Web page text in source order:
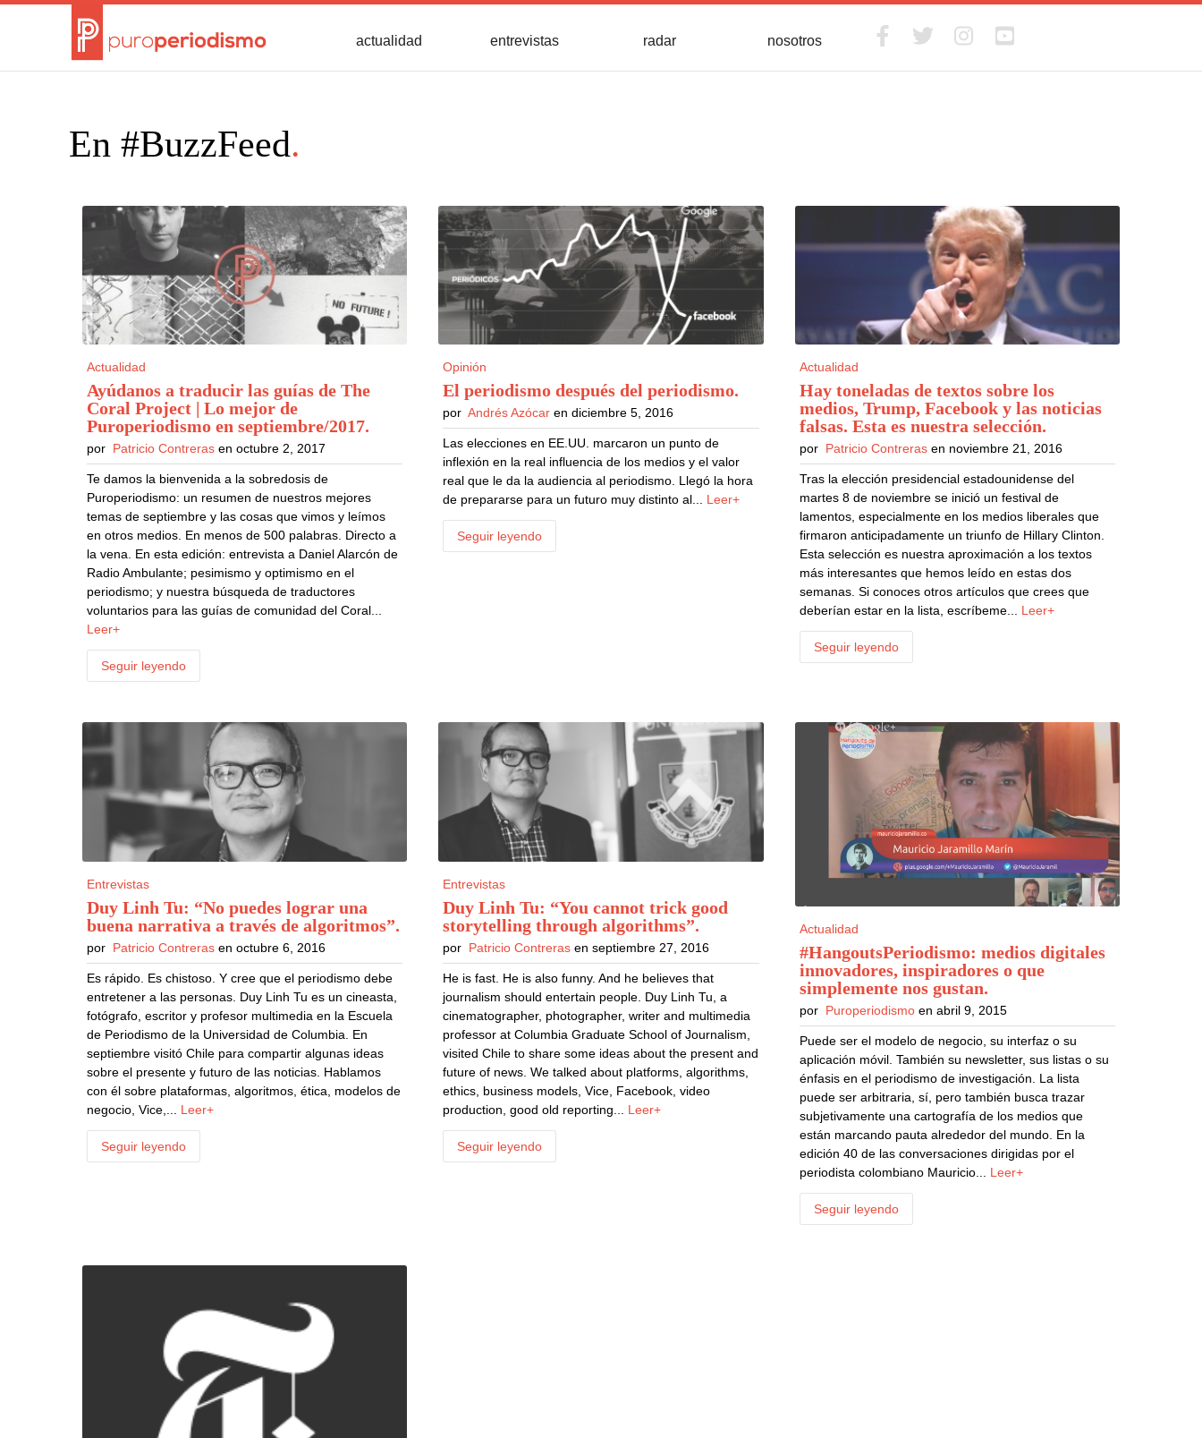
actualidad entrevistas radar nosotros
En #BuzzFeed.
Actualidad
Ayúdanos a traducir las guías de The
Coral Project | Lo mejor de
Puroperiodismo en septiembre/2017.
por Patricio Contreras en octubre 2, 2017
Te damos la bienvenida a la sobredosis de
Puroperiodismo: un resumen de nuestros mejores
temas de septiembre y las cosas que vimos y leímos
en otros medios. En menos de 500 palabras. Directo a
la vena. En esta edición: entrevista a Daniel Alarcón de
Radio Ambulante; pesimismo y optimismo en el
periodismo; y nuestra búsqueda de traductores
voluntarios para las guías de comunidad del Coral...
Leer+
Seguir leyendo
Opinión
El periodismo después del periodismo.
porAndrés Azócar en diciembre 5, 2016
Las elecciones en EE.UU. marcaron un punto de
inflexión en la real influencia de los medios y el valor
real que le da la audiencia al periodismo. Llegó la hora
de prepararse para un futuro muy distinto al... Leer+
Seguir leyendo
Actualidad
Hay toneladas de textos sobre los
medios, Trump, Facebook y las noticias
falsas. Esta es nuestra selección.
por Patricio Contrerasen noviembre 21, 2016
Tras la elección presidencial estadounidense del
martes 8 de noviembre se inició un festival de
lamentos, especialmente en los medios liberales que
firmaron anticipadamente un triunfo de Hillary Clinton.
Esta selección es nuestra aproximación a los textos
más interesantes que hemos leído en estas dos
semanas. Si conoces otros artículos que crees que
deberían estar en la lista, escríbeme... Leer+
Seguir leyendo
Entrevistas
Duy Linh Tu: “No puedes lograr una
buena narrativa a través de algoritmos”.
por Patricio Contreras en octubre 6, 2016
Es rápido. Es chistoso. Y cree que el periodismo debe
entretener a las personas. Duy Linh Tu es un cineasta,
fotógrafo, escritor y profesor multimedia en la Escuela
de Periodismo de la Universidad de Columbia. En
septiembre visitó Chile para compartir algunas ideas
sobre el presente y futuro de las noticias. Hablamos
con él sobre plataformas, algoritmos, ética, modelos de
negocio, Vice,... Leer+
Seguir leyendo
Entrevistas
Duy Linh Tu: “You cannot trick good
storytelling through algorithms”.
por Patricio Contreras en septiembre 27, 2016
He is fast. He is also funny. And he believes that
journalism should entertain people. Duy Linh Tu, a
cinematographer, photographer, writer and multimedia
professor at Columbia Graduate School of Journalism,
visited Chile to share some ideas about the present and
future of news. We talked about platforms, algorithms,
ethics, business models, Vice, Facebook, video
production, good old reporting... Leer+
Seguir leyendo
Actualidad
#HangoutsPeriodismo: medios digitales
innovadores, inspiradores o que
simplemente nos gustan.
por Puroperiodismoen abril 9, 2015
Puede ser el modelo de negocio, su interfaz o su
aplicación móvil. También su newsletter, sus listas o su
énfasis en el periodismo de investigación. La lista
puede ser arbitraria, sí, pero también busca trazar
subjetivamente una cartografía de los medios que
están marcando pauta alrededor del mundo. En la
edición 40 de las conversaciones dirigidas por el
periodista colombiano Mauricio... Leer+
Seguir leyendo